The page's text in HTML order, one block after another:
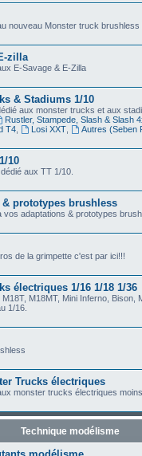
nouveau Monster truck brushless
zilla
E-Savage & E-Zilla
& Stadiums 1/10
aux monster trucks et aux
Rustler, Stampede, Slash & Slash
T4
Losi XXT,
Autres (Seben
10
aux TT 1/10.
prototypes brushless
vos adaptations & prototypes
de la grimpette c'est par ici!!!
électriques 1/16 1/18 1/36
M18T, M18MT, Mini Inferno, Bison,
1/16.
Trucks électriques
monster trucks électriques
Technique modélisme